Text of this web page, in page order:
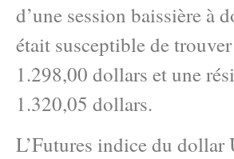
d’une session baissière à
était susceptible de
1.298,00 dollars et une
1.320,05 dollars.
L’Futures indice du dollar